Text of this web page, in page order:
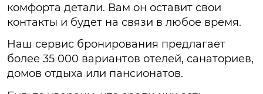
комфорта детали. Вам он оставит свои
контакты и будет на связи в любое время.
Наш сервис бронирования предлагает
более 35 000 вариантов отелей, санаториев,
домов отдыха или пансионатов.